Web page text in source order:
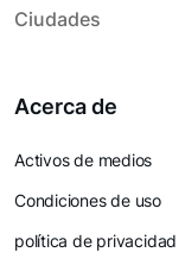
Ciudades
Acerca de
Activos de medios
Condiciones de uso
política de privacidad